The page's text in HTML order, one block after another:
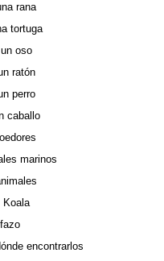
rana
tortuga
oso
ratón
perro
caballo
marinos
Koala
encontrarlos